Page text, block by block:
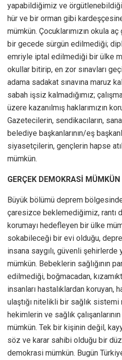
yapabildiğimiz ve
hür ve bir orman gibi
mümkün. Çocuklarımızın okula
bir gecede sürgün edilmediği;
emriyle iptal edilmediği bir ülke
okullar bitirip, en zor sınavları
adama sadakat sınavına maruz
sabah işsiz kalmadığımız;
üzere kazanılmış haklarımızın
Gazetecilerin, sendikacıların,
belediye başkanlarının/eş
siyasetçilerin, gençlerin hapse
mümkün.
GERÇEK DEMOKRASİ MÜMKÜN
Büyük bölümü deprem
çaresizce beklemediğimiz, rantı
korumayı hedefleyen bir ülke
sokabileceği bir evi olduğu,
insana saygılı, güvenli şehirlerde
mümkün. Bebeklerin sağlığının
edilmediği, boğmacadan,
insanları hastalıklardan koruyan,
ulaştığı nitelikli bir sağlık sistemi
hekimlerin ve sağlık
mümkün. Tek bir kişinin değil,
söz ve karar sahibi olduğu bir
demokrasi mümkün. Bugün